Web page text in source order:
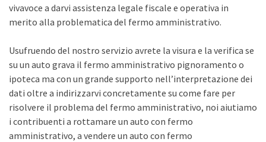
vivavoce a darvi assistenza legale fiscale e operativa in
merito alla problematica del fermo amministrativo.
Usufruendo del nostro servizio avrete la visura e la verifica se
su un auto grava il fermo amministrativo pignoramento o
ipoteca ma con un grande supporto nell’interpretazione dei
dati oltre a indirizzarvi concretamente su come fare per
risolvere il problema del fermo amministrativo, noi aiutiamo
i contribuenti a rottamare un auto con fermo
amministrativo, a vendere un auto con fermo